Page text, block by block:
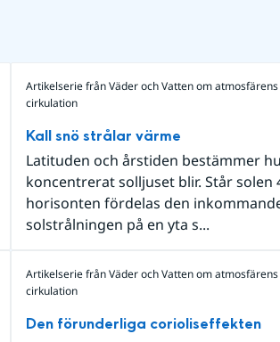
Artikelserie från Väder och Vatten om
cirkulation
Kall snö strålar värme
Latituden och årstiden bestämmer
koncentrerat solljuset blir. Står solen
horisonten fördelas den
solstrålningen på en yta s...
Artikelserie från Väder och Vatten om
cirkulation
Den förunderliga corioliseffekten